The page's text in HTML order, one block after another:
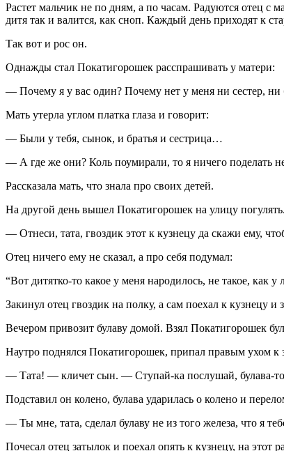
Растет мальчик не по дням, а по часам. Радуются отец с
дитя так и валится, как сноп. Каждый день приходят к
Так вот и рос он.
Однажды стал Покатигорошек расспрашивать у матери:
— Почему я у вас один? Почему нет у меня ни сестер, ни
Мать утерла углом платка глаза и говорит:
— Были у тебя, сынок, и братья и сестрица…
— А где же они? Коль поумирали, то я ничего поделать
Рассказала мать, что знала про своих детей.
На другой день вышел Покатигорошек на улицу
— Отнеси, тата, гвоздик этот к кузнецу да скажи ему,
Отец ничего ему не сказал, а про себя подумал:
“Вот дитятко-то какое у меня народилось, не такое, как
Закинул отец гвоздик на полку, а сам поехал к кузнецу и
Вечером привозит булаву домой. Взял Покатигорошек
Наутро поднялся Покатигорошек, припал правым ухом к
— Тата! — кличет сын. — Ступай-ка послушай, булава-то
Подставил он колено, булава ударилась о колено и
— Ты мне, тата, сделал булаву не из того железа, что я
Почесал отец затылок и поехал опять к кузнецу, на этот